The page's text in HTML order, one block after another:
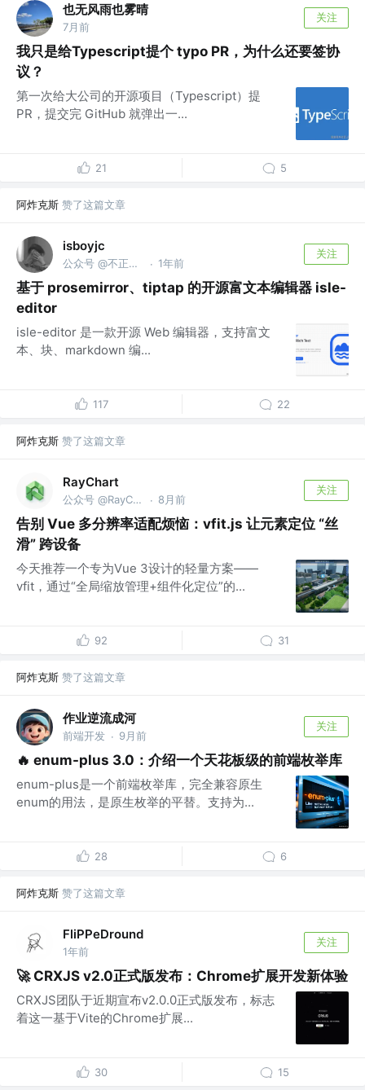
也无风雨也雾晴
7月前
关注
我只是给Typescript提个 typo PR，为什么还要签协
议？
第一次给大公司的开源项目（Typescript）提
PR，提交完 GitHub 就弹出一...
21 5
阿炸克斯 赞了这篇文章
isboyjc
公众号 @不正经的前端 · 1年前
关注
基于 prosemirror、tiptap 的开源富文本编辑器 isle-
editor
isle-editor 是一款开源 Web 编辑器，支持富文
本、块、markdown 编...
117 22
阿炸克斯 赞了这篇文章
RayChart
公众号 @RayChart · 8月前
关注
告别 Vue 多分辨率适配烦恼：vfit.js 让元素定位 “丝
滑” 跨设备
今天推荐一个专为Vue 3设计的轻量方案——
vfit，通过“全局缩放管理+组件化定位”的...
92 31
阿炸克斯 赞了这篇文章
作业逆流成河
前端开发 · 9月前
关注
🔥 enum-plus 3.0：介绍一个天花板级的前端枚举库
enum-plus是一个前端枚举库，完全兼容原生
enum的用法，是原生枚举的平替。支持为...
28 6
阿炸克斯 赞了这篇文章
FliPPeDround
1年前
关注
🚀 CRXJS v2.0正式版发布：Chrome扩展开发新体验
CRXJS团队于近期宣布v2.0.0正式版发布，标志
着这一基于Vite的Chrome扩展...
30 15